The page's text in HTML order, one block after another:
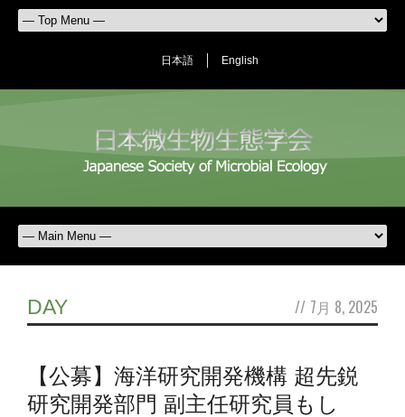
日本語 English
DAY // 7月 8, 2025
【公募】海洋研究開発機構 超先鋭
研究開発部門 副主任研究員もし